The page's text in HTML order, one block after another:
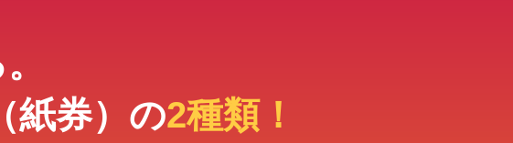
紙券）の2種類！